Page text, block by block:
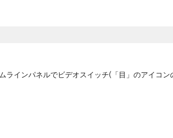
インパネルでビデオスイッチ(「目」のアイコン